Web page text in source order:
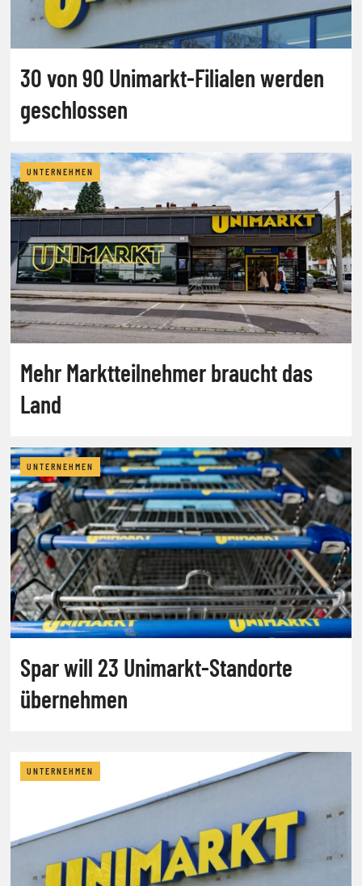
30 von 90 Unimarkt-Filialen werden
geschlossen
UNTERNEHMEN
Mehr Marktteilnehmer braucht das
Land
UNTERNEHMEN
Spar will 23 Unimarkt-Standorte
übernehmen
UNTERNEHMEN